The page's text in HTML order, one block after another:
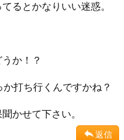
るとかなりいい迷惑。
か！？
打ち行くんですかね？
かせて下さい。
返信